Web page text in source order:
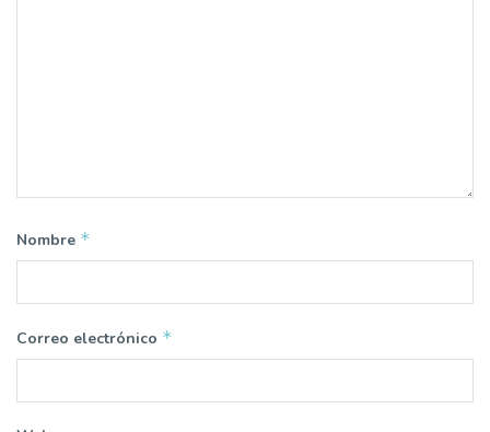
Nombre *
Correo electrónico *